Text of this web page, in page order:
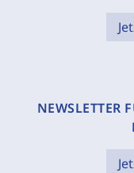
NEWSLETTER